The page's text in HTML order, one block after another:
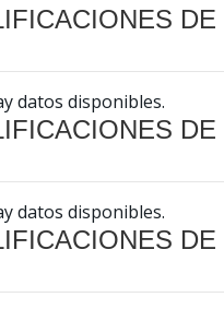
datos disponibles.
datos disponibles.